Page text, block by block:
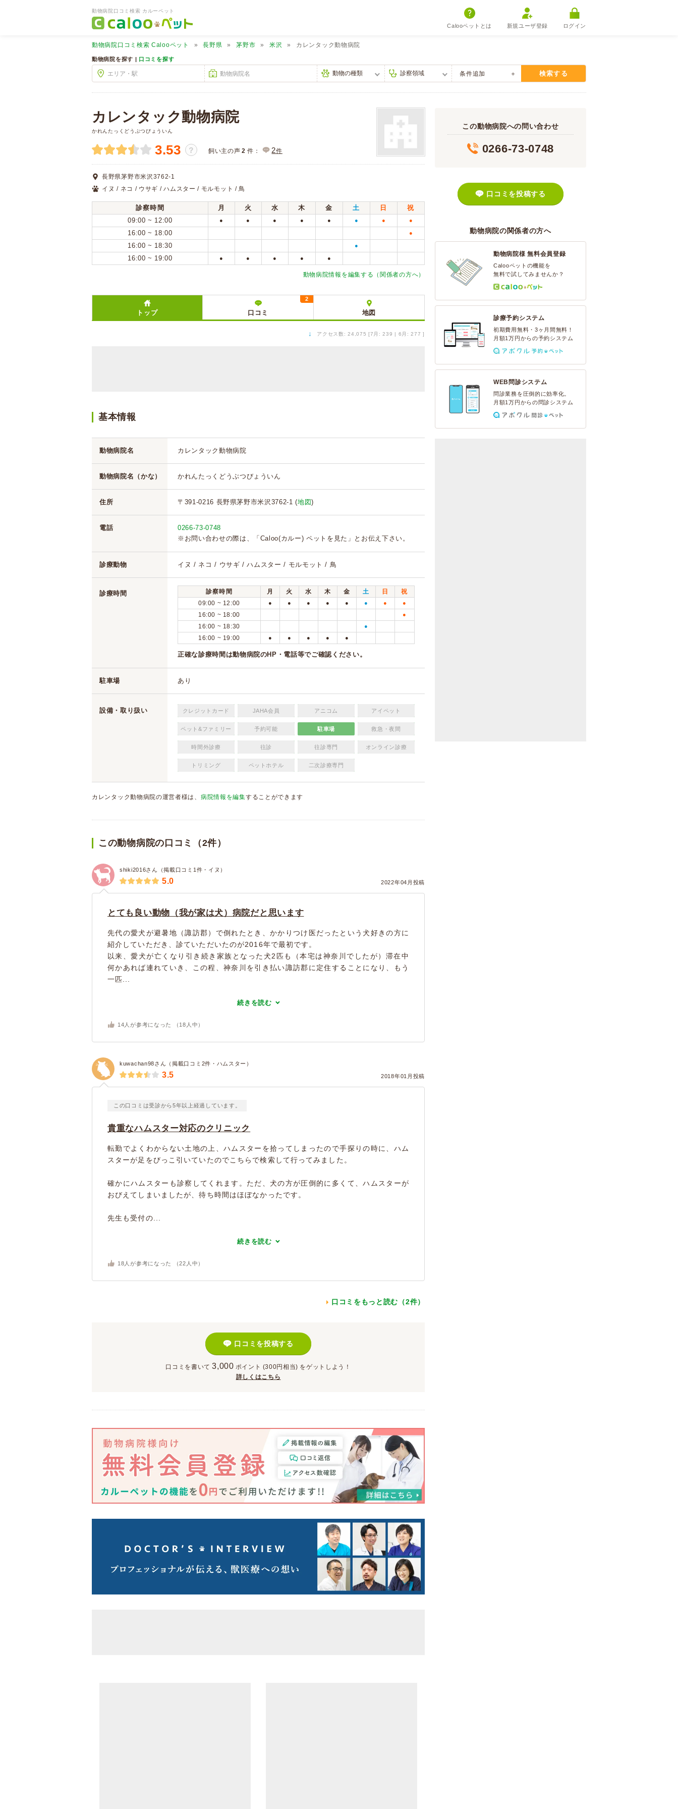
動物病院口コミ検索 カルーペット
Calooペットとは 新規ユーザ登録 ログイン
動物病院口コミ検索 Calooペット 長野県 茅野市 米沢 カレンタック動物病院
動物病院を探す | 口コミを探す
条件追加 検索する
カレンタック動物病院
かれんたっくどうぶつびょういん
3.53 ？ 飼い主の声 2 件： 2件
長野県茅野市米沢3762-1
イヌ / ネコ / ウサギ / ハムスター / モルモット / 鳥
診察時間 月 火 水 木 金 土 日
祝
09:00 ~ 12:00
● ● ● ● ● ● ● ●
16:00 ~ 18:00 ●
16:00 ~ 18:30 ●
16:00 ~ 19:00 ● ● ● ● ●
動物病院情報を編集する（関係者の方へ）
トップ 口コミ
2
地図
↓ アクセス数: 24,075 [7月: 239 | 6月: 277 ]
基本情報
動物病院名 カレンタック動物病院
動物病院名（かな） かれんたっくどうぶつびょういん
住所 〒391-0216 長野県茅野市米沢3762-1 (地図)
電話
0266-73-0748
※お問い合わせの際は、「Caloo(カルー) ペットを見た」とお伝え下さい。
診療動物 イヌ / ネコ / ウサギ / ハムスター / モルモット / 鳥
診療時間 診察時間 月 火 水 木 金 土 日
祝
09:00 ~ 12:00
● ● ● ● ● ● ● ●
16:00 ~ 18:00 ●
16:00 ~ 18:30 ●
16:00 ~ 19:00 ● ● ● ● ●
正確な診療時間は動物病院のHP・電話等でご確認ください。
駐車場 あり
設備・取り扱い クレジットカード JAHA会員 アニコム アイペット
ペット&ファミリー 予約可能 駐車場 救急・夜間
時間外診療 往診 往診専門 オンライン診療
トリミング ペットホテル 二次診療専門
カレンタック動物病院の運営者様は、 病院情報を編集することができます
この動物病院の口コミ（2件）
shiki2016さん（掲載口コミ1件・イヌ）
2022年04月投稿
5.0
とても良い動物（我が家は犬）病院だと思います
先代の愛犬が避暑地（諏訪郡）で倒れたとき、かかりつけ医だったという犬好きの方に
紹介していただき、診ていただいたのが2016年で最初です。
以来、愛犬が亡くなり引き続き家族となった犬2匹も（本宅は神奈川でしたが）滞在中
何かあれば連れていき、この程、神奈川を引き払い諏訪郡に定住することになり、もう
一匹...
続きを読む
14 人が参考になった （ 18 人中）
kuwachan98さん（掲載口コミ2件・ハムスター）
2018年01月投稿
3.5
この口コミは受診から5年以上経過しています。
貴重なハムスター対応のクリニック
転勤でよくわからない土地の上、ハムスターを拾ってしまったので手探りの時に、ハム
スターが足をびっこ引いていたのでこちらで検索して行ってみました。
確かにハムスターも診察してくれます。ただ、犬の方が圧倒的に多くて、ハムスターが
おびえてしまいましたが、待ち時間はほぼなかったです。
先生も受付の...
続きを読む
18 人が参考になった （22 人中）
口コミをもっと読む（2件）
口コミを投稿する
口コミを書いて 3,000 ポイント (300円相当) をゲットしよう！
詳しくはこちら
この動物病院への問い合わせ
0266-73-0748
口コミを投稿する
動物病院の関係者の方へ
動物病院様 無料会員登録
Calooペットの機能を
無料で試してみませんか？
診療予約システム
初期費用無料・3ヶ月間無料！
月額1万円からの予約システム
WEB問診システム
問診業務を圧倒的に効率化。
月額1万円からの問診システム